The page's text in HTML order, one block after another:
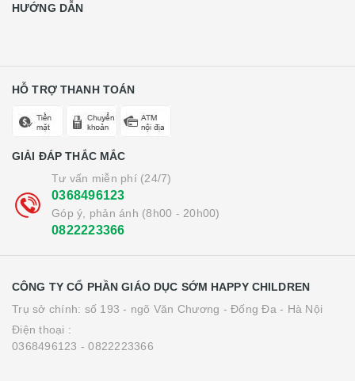
HƯỚNG DẪN
HỖ TRỢ THANH TOÁN
GIẢI ĐÁP THẮC MẮC
Tư vấn miễn phí (24/7)
0368496123
Góp ý, phản ánh (8h00 - 20h00)
0822223366
CÔNG TY CỔ PHẦN GIÁO DỤC SỚM HAPPY CHILDREN
Trụ sở chính: số 193 - ngõ Văn Chương - Đống Đa - Hà Nội
Điện thoại :
0368496123 - 0822223366